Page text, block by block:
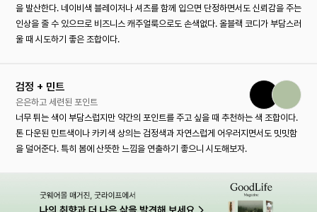
을 발산한다. 네이비색 블레이저나 셔츠를 함께 입으면 단정하면서도 신뢰감을 주는
인상을 줄 수 있으므로 비즈니스 캐주얼룩으로도 손색없다. 올블랙 코디가 부담스러
울 때 시도하기 좋은 조합이다.
검정 + 민트
은은하고 세련된 포인트
너무 튀는 색이 부담스럽지만 약간의 포인트를 주고 싶을 때 추천하는 색 조합이다.
톤 다운된 민트색이나 카키색 상의는 검정색과 자연스럽게 어우러지면서도 밋밋함
을 덜어준다. 특히 봄에 산뜻한 느낌을 연출하기 좋으니 시도해보자.